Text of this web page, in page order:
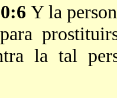
Y la
la tal